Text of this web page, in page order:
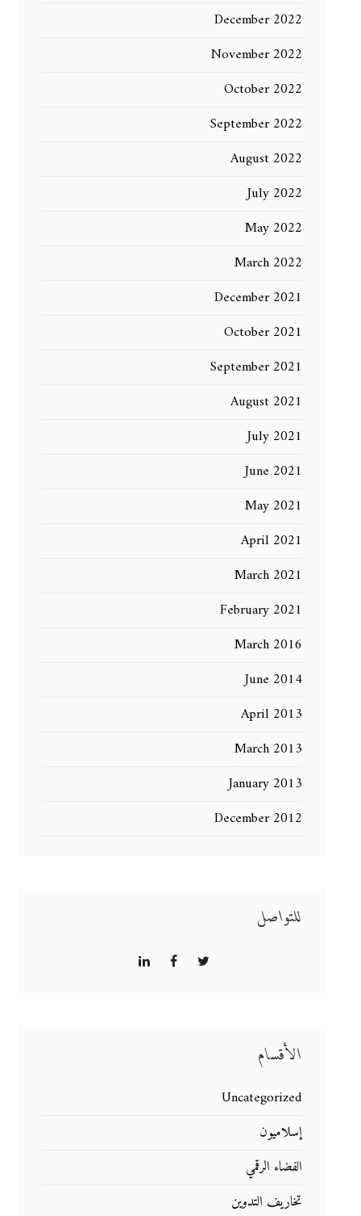
December 2022
November 2022
October 2022
September 2022
August 2022
July 2022
May 2022
March 2022
December 2021
October 2021
September 2021
August 2021
July 2021
June 2021
May 2021
April 2021
March 2021
February 2021
March 2016
June 2014
April 2013
March 2013
January 2013
December 2012
للتواصل
الأقسام
Uncategorized
إسلاميون
الفضاء الرقمي
تخاريف التدوين